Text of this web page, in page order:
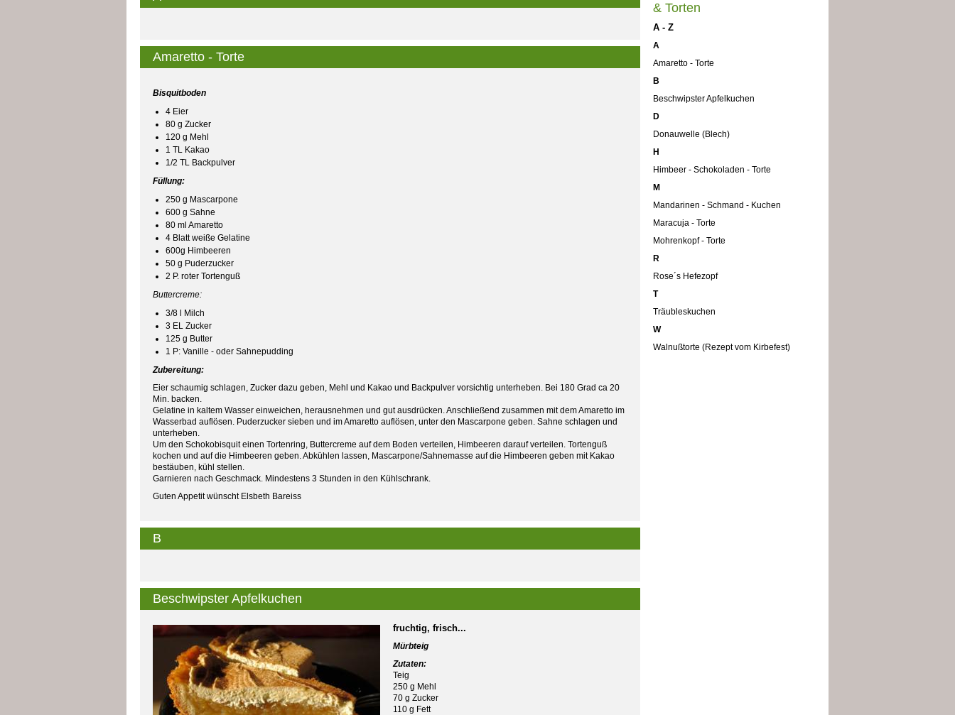
Amaretto - Torte
Bisquitboden
4 Eier
80 g Zucker
120 g Mehl
1 TL Kakao
1/2 TL Backpulver
Füllung:
250 g Mascarpone
600 g Sahne
80 ml Amaretto
4 Blatt weiße Gelatine
600g Himbeeren
50 g Puderzucker
2 P. roter Tortenguß
Buttercreme:
3/8 l Milch
3 EL Zucker
125 g Butter
1 P: Vanille - oder Sahnepudding
Zubereitung:
Eier schaumig schlagen, Zucker dazu geben, Mehl und Kakao und Backpulver vorsichtig unterheben. Bei 180 Grad ca 20
Min. backen.
Gelatine in kaltem Wasser einweichen, herausnehmen und gut ausdrücken. Anschließend zusammen mit dem Amaretto im
Wasserbad auflösen. Puderzucker sieben und im Amaretto auflösen, unter den Mascarpone geben. Sahne schlagen und
unterheben.
Um den Schokobisquit einen Tortenring, Buttercreme auf dem Boden verteilen, Himbeeren darauf verteilen. Tortenguß
kochen und auf die Himbeeren geben. Abkühlen lassen, Mascarpone/Sahnemasse auf die Himbeeren geben mit Kakao
bestäuben, kühl stellen.
Garnieren nach Geschmack. Mindestens 3 Stunden in den Kühlschrank.
Guten Appetit wünscht Elsbeth Bareiss
B
Beschwipster Apfelkuchen
fruchtig, frisch...
Mürbteig
Zutaten:
Teig
250 g Mehl
70 g Zucker
110 g Fett
& Torten
A - Z
A
Amaretto - Torte
B
Beschwipster Apfelkuchen
D
Donauwelle (Blech)
H
Himbeer - Schokoladen - Torte
M
Mandarinen - Schmand - Kuchen
Maracuja - Torte
Mohrenkopf - Torte
R
Rose´s Hefezopf
T
Träubleskuchen
W
Walnußtorte (Rezept vom Kirbefest)